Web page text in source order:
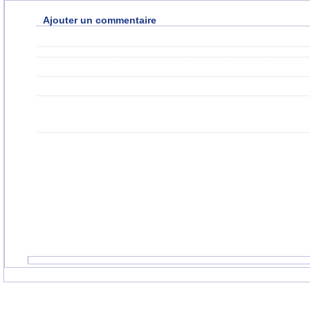
Ajouter un commentaire